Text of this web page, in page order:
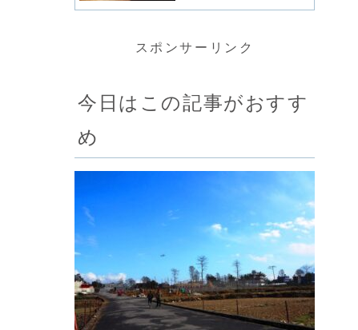
スポンサーリンク
今日はこの記事がおすす
め